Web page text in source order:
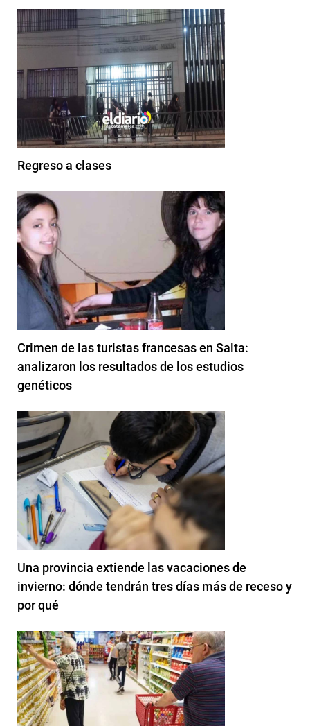
Regreso a clases
Crimen de las turistas francesas en Salta:
analizaron los resultados de los estudios
genéticos
Una provincia extiende las vacaciones de
invierno: dónde tendrán tres días más de receso y
por qué